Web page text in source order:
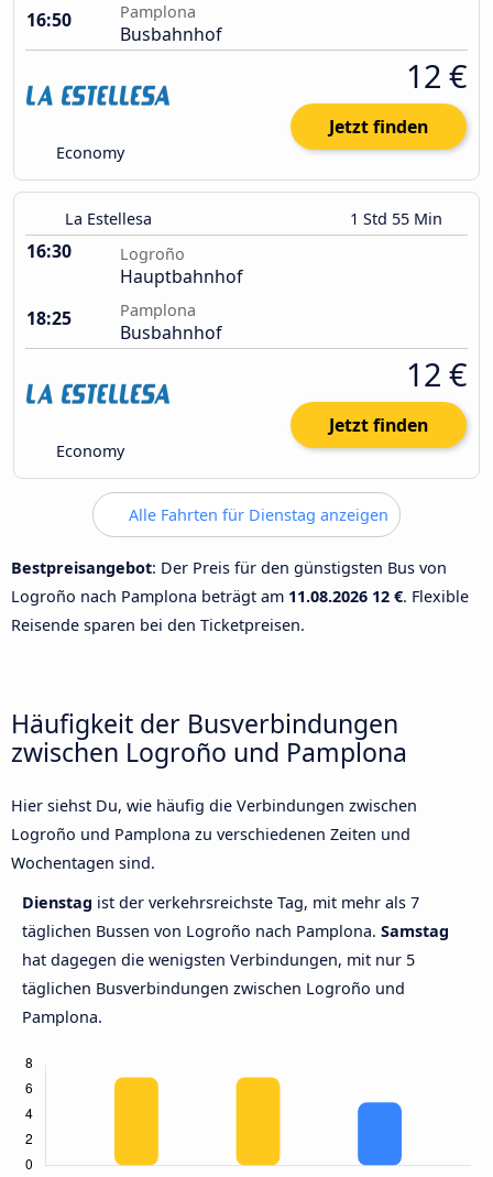
16:50
Pamplona
Busbahnhof
Economy
12 €
Jetzt finden
La Estellesa 1 Std 55 Min
16:30 Logroño
Hauptbahnhof
18:25
Pamplona
Busbahnhof
Economy
12 €
Jetzt finden
Alle Fahrten für Dienstag anzeigen
Bestpreisangebot: Der Preis für den günstigsten Bus von
Logroño nach Pamplona beträgt am 11.08.2026 12 €. Flexible
Reisende sparen bei den Ticketpreisen.
Häufigkeit der Busverbindungen
zwischen Logroño und Pamplona
Hier siehst Du, wie häufig die Verbindungen zwischen
Logroño und Pamplona zu verschiedenen Zeiten und
Wochentagen sind.
Dienstag ist der verkehrsreichste Tag, mit mehr als 7
täglichen Bussen von Logroño nach Pamplona. Samstag
hat dagegen die wenigsten Verbindungen, mit nur 5
täglichen Busverbindungen zwischen Logroño und
Pamplona.